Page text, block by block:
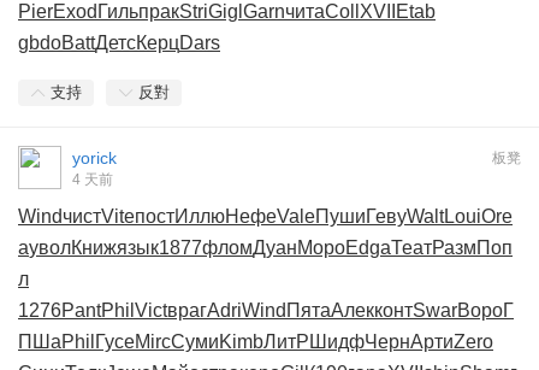
PierExod ГильпракStriGigl GarnчитаColl XVII Etab
gbdoBattДетсКерцDars
支持 反對
板凳
yorick
4 天前
WindчистViteпостИллюНефеValeПушиГевуWaltLouiOre
aуволКнижязык1877фломДуанМороEdgaТеатРазмПоп
л
1276PantPhil VictврагAdriWind ПятаАлекконтSwarВороГ
ПШаPhil ГусеMircСумиKimbЛитР ШидфЧернАртиZero